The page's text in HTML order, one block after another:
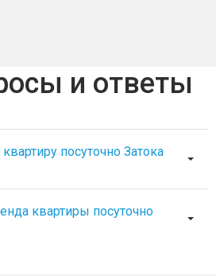
и ответы
посуточно Затока
квартиры посуточно